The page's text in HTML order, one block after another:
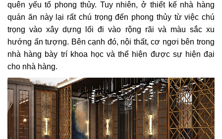
quên yếu tố phong thủy. Tuy nhiên, ở thiết kế nhà hàng
quán ăn này lại rất chú trọng đến phong thủy từ việc chú
trọng vào xây dựng lối đi vào rộng rãi và màu sắc xu
hướng ấn tượng. Bên cạnh đó, nội thất, cơ ngơi bên trong
nhà hàng bày trí khoa học và thể hiện được sự hiện đại
cho nhà hàng.